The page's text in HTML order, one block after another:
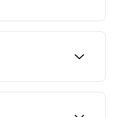
GAC можно
Он работает